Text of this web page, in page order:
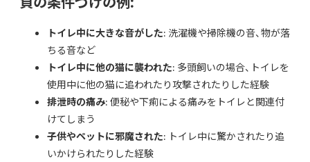
トイレ中に大きな音がした: 洗濯機や掃除機の音、物が落
ちる音など
トイレ中に他の猫に襲われた: 多頭飼いの場合、トイレを
使用中に他の猫に追われたり攻撃されたりした経験
排泄時の痛み: 便秘や下痢による痛みをトイレと関連付
けてしまう
子供やペットに邪魔された: トイレ中に驚かされたり追
いかけられたりした経験